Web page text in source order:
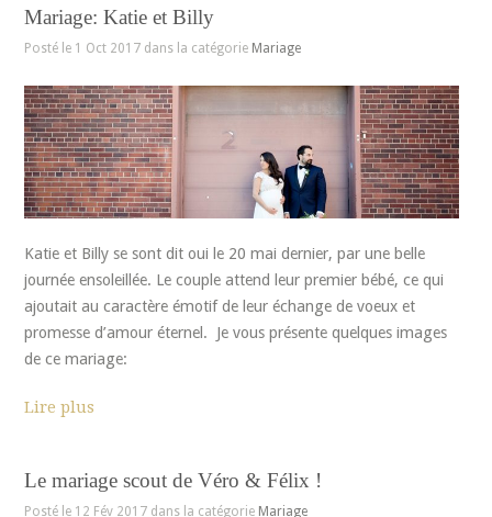
Mariage: Katie et Billy
Posté le 1 Oct 2017 dans la catégorie Mariage
Katie et Billy se sont dit oui le 20 mai dernier, par une belle
journée ensoleillée. Le couple attend leur premier bébé, ce qui
ajoutait au caractère émotif de leur échange de voeux et
promesse d’amour éternel. Je vous présente quelques images
de ce mariage:
Lire plus
Le mariage scout de Véro & Félix !
Posté le 12 Fév 2017 dans la catégorie Mariage